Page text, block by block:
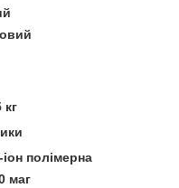
кг
іон полімерна
маг